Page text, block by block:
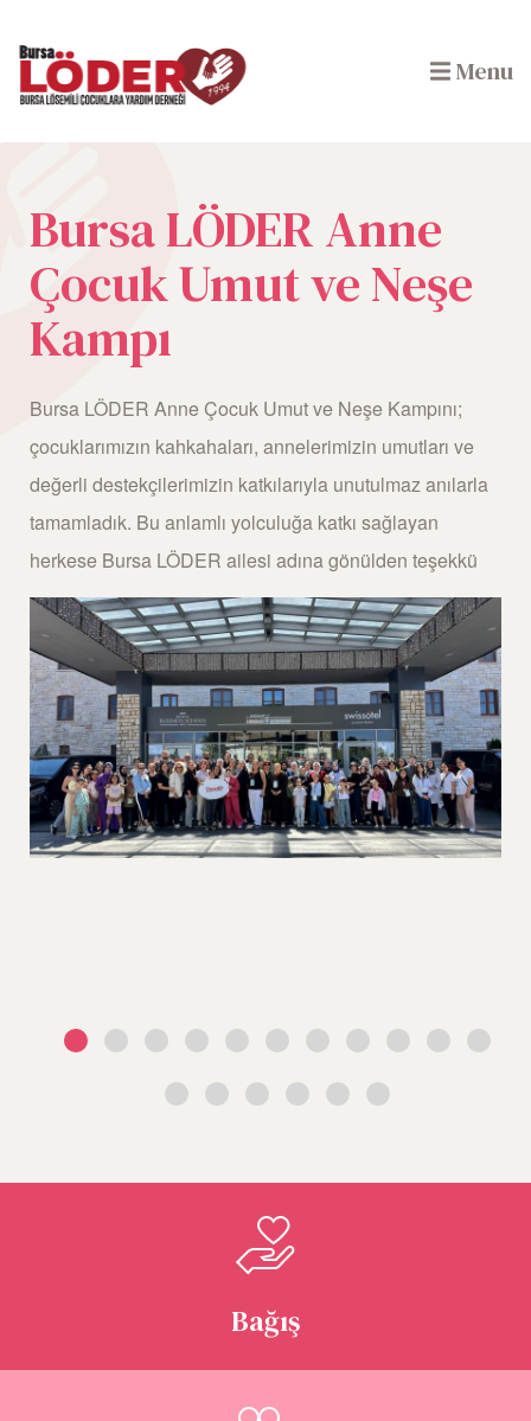
Menu
Bursa LÖDER Anne
Çocuk Umut ve Neşe
Kampı
Bursa LÖDER Anne Çocuk Umut ve Neşe Kampını;
çocuklarımızın kahkahaları, annelerimizin umutları ve
değerli destekçilerimizin katkılarıyla unutulmaz anılarla
tamamladık. Bu anlamlı yolculuğa katkı sağlayan
herkese Bursa LÖDER ailesi adına gönülden teşekkü
Bağış